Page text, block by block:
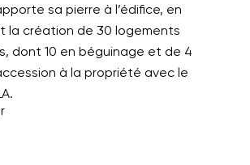
sa pierre à l’édifice, en
la création de 30 logements
dont 10 en béguinage et de 4
à la propriété avec le